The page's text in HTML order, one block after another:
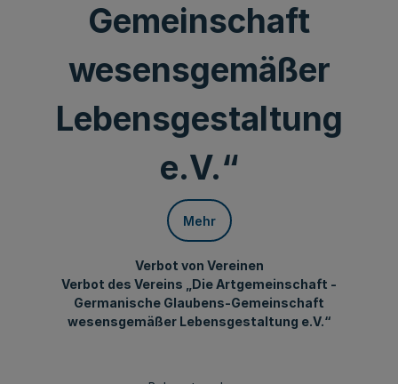
Gemeinschaft
wesensgemäßer
Lebensgestaltung
e.V.“
Mehr
Verbot von Vereinen
Verbot des Vereins „Die Artgemeinschaft -
Germanische Glaubens-Gemeinschaft
wesensgemäßer Lebensgestaltung e.V.“